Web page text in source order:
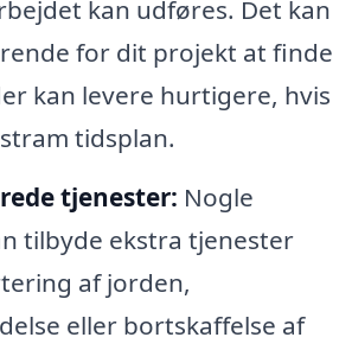
kan udføres. Det kan
for dit projekt at finde
kan levere hurtigere, hvis
tidsplan.
tjenester: Nogle
tilbyde ekstra tjenester
af jorden,
eller bortskaffelse af